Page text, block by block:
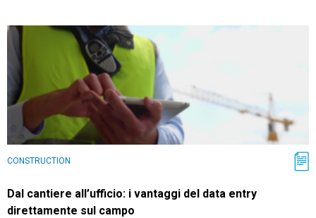
CONSTRUCTION
Dal cantiere all’ufficio: i vantaggi del data entry
direttamente sul campo